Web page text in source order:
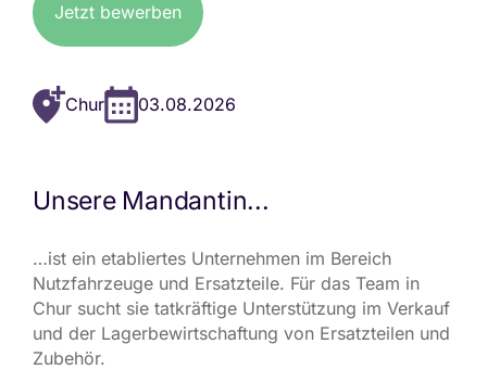
Jetzt bewerben
Chur 03.08.2026
Unsere Mandantin...
…ist ein etabliertes Unternehmen im Bereich
Nutzfahrzeuge und Ersatzteile. Für das Team in
Chur sucht sie tatkräftige Unterstützung im Verkauf
und der Lagerbewirtschaftung von Ersatzteilen und
Zubehör.